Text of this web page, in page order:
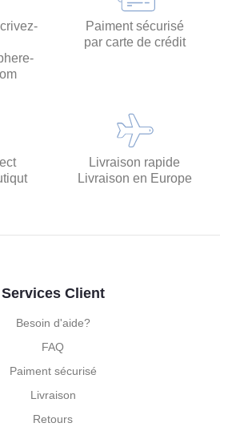
Paiment sécurisé
par carte de crédit
Livraison rapide
Livraison en Europe
Services Client
Besoin d'aide?
FAQ
Paiment sécurisé
Livraison
Retours